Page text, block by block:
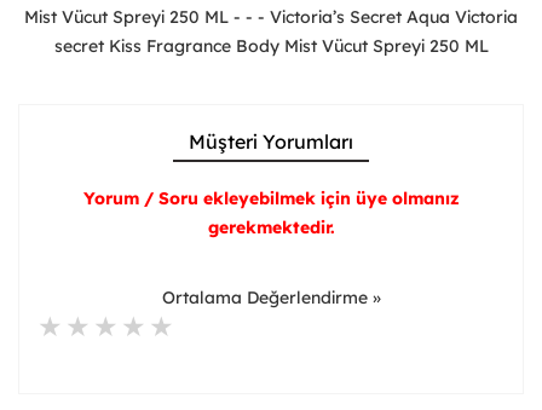
Mist Vücut Spreyi 250 ML - - - Victoria’s Secret Aqua Victoria
secret Kiss Fragrance Body Mist Vücut Spreyi 250 ML
Müşteri Yorumları
Yorum / Soru ekleyebilmek için üye olmanız
gerekmektedir.
Ortalama Değerlendirme »